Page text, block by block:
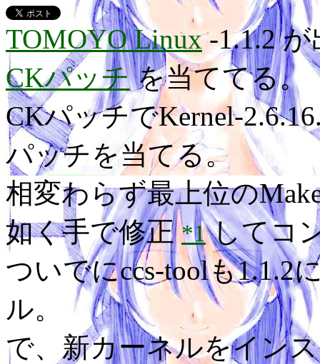
TOMOYO Linux-1.1.2 が
CKパッチを当ててる。
CKパッチでKernel-
パッチを当てる。
相変わらず最上位の
如く手で修正*1してコ
ついでにccs-toolも1.1.2
ル。
で、新カーネルをイン